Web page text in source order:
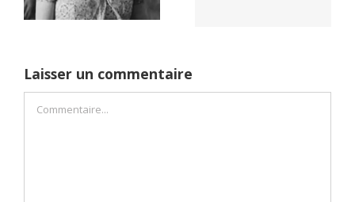
Laisser un commentaire